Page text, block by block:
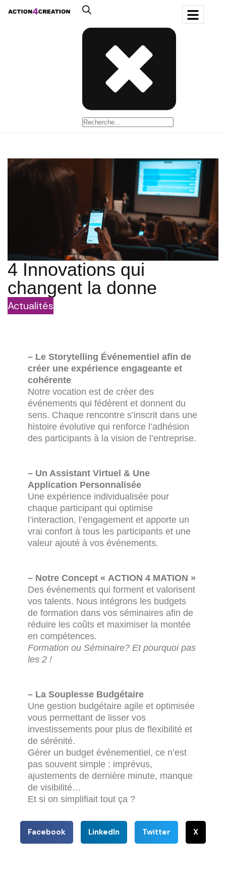
4 Innovations qui
changent la donne
Actualités
– Le Storytelling Événementiel afin de
créer une expérience engageante et
cohérente
Notre vocation est de créer des
événements qui fédèrent et donnent du
sens. Chaque rencontre s’inscrit dans une
histoire évolutive qui renforce l’adhésion
des participants à la vision de l’entreprise.
– Un Assistant Virtuel & Une
Application Personnalisée
Une expérience individualisée pour
chaque participant qui optimise
l’interaction, l’engagement et apporte un
vrai confort à tous les participants et une
valeur ajouté à vos événements.
– Notre Concept « ACTION 4 MATION »
Des événements qui forment et valorisent
vos talents. Nous intégrons les budgets
de formation dans vos séminaires afin de
réduire les coûts et maximiser la montée
en compétences.
Formation ou Séminaire? Et pourquoi pas
les 2 !
– La Souplesse Budgétaire
Une gestion budgétaire agile et optimisée
vous permettant de lisser vos
investissements pour plus de flexibilité et
de sérénité.
Gérer un budget événementiel, ce n’est
pas souvent simple : imprévus,
ajustements de dernière minute, manque
de visibilité…
Et si on simplifiait tout ça ?
Facebook LinkedIn Twitter X